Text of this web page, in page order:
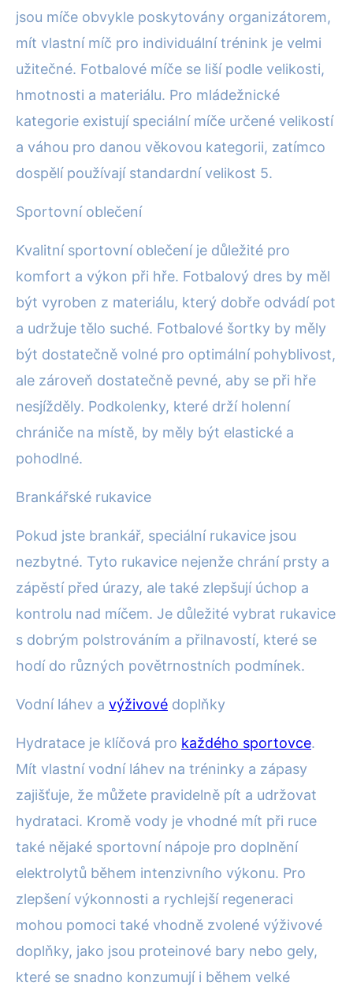
jsou míče obvykle poskytovány organizátorem,
mít vlastní míč pro individuální trénink je velmi
užitečné. Fotbalové míče se liší podle velikosti,
hmotnosti a materiálu. Pro mládežnické
kategorie existují speciální míče určené velikostí
a váhou pro danou věkovou kategorii, zatímco
dospělí používají standardní velikost 5.
Sportovní oblečení
Kvalitní sportovní oblečení je důležité pro
komfort a výkon při hře. Fotbalový dres by měl
být vyroben z materiálu, který dobře odvádí pot
a udržuje tělo suché. Fotbalové šortky by měly
být dostatečně volné pro optimální pohyblivost,
ale zároveň dostatečně pevné, aby se při hře
nesjížděly. Podkolenky, které drží holenní
chrániče na místě, by měly být elastické a
pohodlné.
Brankářské rukavice
Pokud jste brankář, speciální rukavice jsou
nezbytné. Tyto rukavice nejenže chrání prsty a
zápěstí před úrazy, ale také zlepšují úchop a
kontrolu nad míčem. Je důležité vybrat rukavice
s dobrým polstrováním a přilnavostí, které se
hodí do různých povětrnostních podmínek.
Vodní láhev a výživové doplňky
Hydratace je klíčová pro každého sportovce.
Mít vlastní vodní láhev na tréninky a zápasy
zajišťuje, že můžete pravidelně pít a udržovat
hydrataci. Kromě vody je vhodné mít při ruce
také nějaké sportovní nápoje pro doplnění
elektrolytů během intenzivního výkonu. Pro
zlepšení výkonnosti a rychlejší regeneraci
mohou pomoci také vhodně zvolené výživové
doplňky, jako jsou proteinové bary nebo gely,
které se snadno konzumují i během velké